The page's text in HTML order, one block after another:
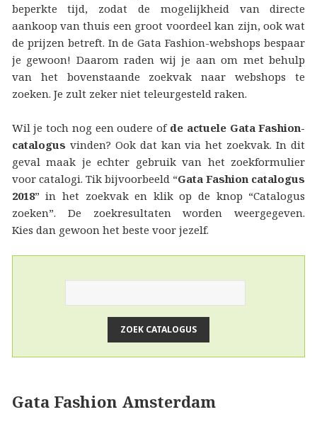
beperkte tijd, zodat de mogelijkheid van directe
aankoop van thuis een groot voordeel kan zijn, ook wat
de prijzen betreft. In de Gata Fashion-webshops bespaar
je gewoon! Daarom raden wij je aan om met behulp
van het bovenstaande zoekvak naar webshops te
zoeken. Je zult zeker niet teleurgesteld raken.
Wil je toch nog een oudere of de actuele Gata Fashion-
catalogus vinden? Ook dat kan via het zoekvak. In dit
geval maak je echter gebruik van het zoekformulier
voor catalogi. Tik bijvoorbeeld “Gata Fashion catalogus
2018” in het zoekvak en klik op de knop “Catalogus
zoeken”. De zoekresultaten worden weergegeven.
Kies dan gewoon het beste voor jezelf.
Gata Fashion Amsterdam